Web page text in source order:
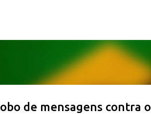
de mensagens contra o